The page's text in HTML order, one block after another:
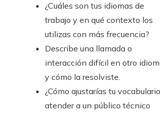
¿Cuáles son tus idiomas de
trabajo y en qué contexto los
utilizas con más frecuencia?
Describe una llamada o
interacción difícil en otro
y cómo la resolviste.
¿Cómo ajustarías tu
atender a un público técnico